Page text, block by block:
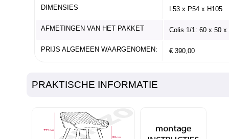
DIMENSIES L53 x P54 x H105
AFMETINGEN VAN HET PAKKET Colis 1/1: 60 x 50 x
PRIJS ALGEMEEN WAARGENOMEN: € 390,00
PRAKTISCHE INFORMATIE